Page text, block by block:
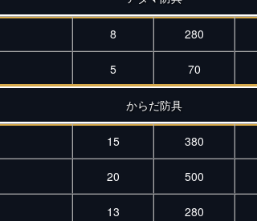
8 280
5 70
からだ防具
15 380
20 500
13 280